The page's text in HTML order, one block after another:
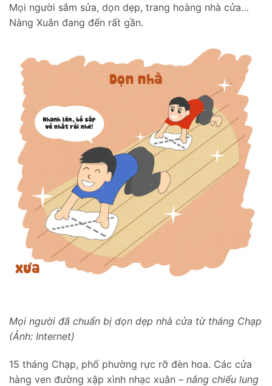
Mọi người sắm sửa, dọn dẹp, trang hoàng nhà cửa…
Nàng Xuân đang đến rất gần.
Mọi người đã chuẩn bị dọn dẹp nhà cửa từ tháng Chạp
(Ảnh: Internet)
15 tháng Chạp, phố phường rực rỡ đèn hoa. Các cửa
hàng ven đường xập xình nhạc xuân – nắng chiếu lung